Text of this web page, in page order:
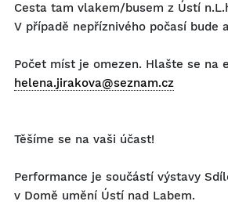
Cesta tam vlakem/busem z Ústí
V případě nepříznivého počasí bude
Počet míst je omezen. Hlašte se na
helena.jirakova@seznam.cz
Těšíme se na vaši účast!
Performance je součástí výstavy
v Domě umění Ústí nad Labem.